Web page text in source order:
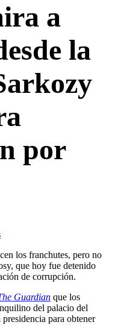
a
la
por
los franchutes, pero no
que hoy fue detenido
de corrupción.
Guardian que los
del palacio del
para obtener